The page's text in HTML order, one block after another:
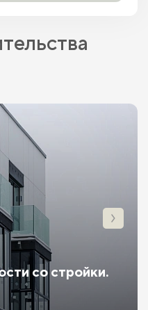
со стройки.